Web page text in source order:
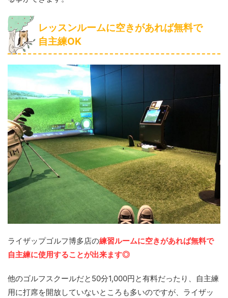
レッスンルームに空きがあれば無料で
自主練OK
ライザップゴルフ博多店の練習ルームに空きがあれば無料で
自主練に使用することが出来ます◎
他のゴルフスクールだと50分1,000円と有料だったり、自主練
用に打席を開放していないところも多いのですが、ライザッ